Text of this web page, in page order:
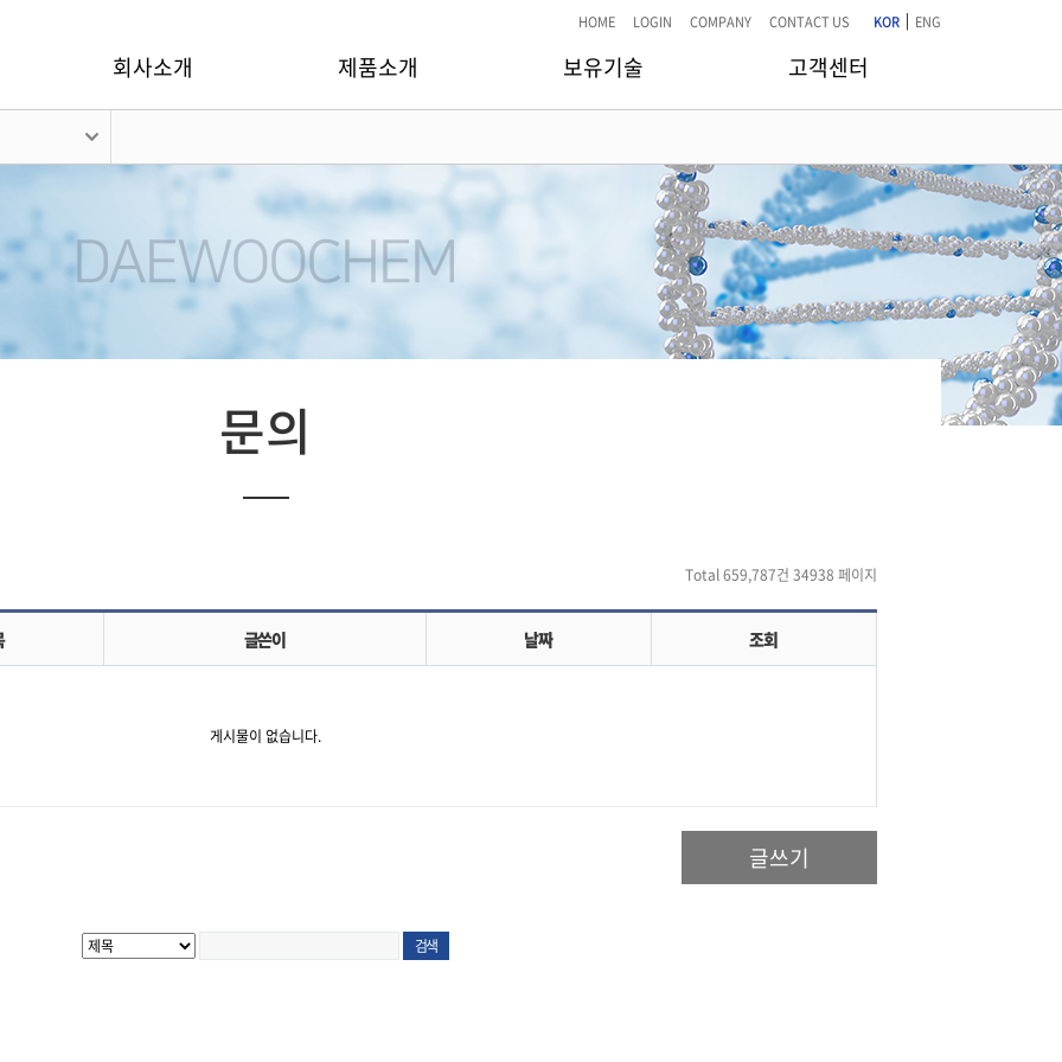
HOME LOGIN COMPANY CONTACT US KOR | ENG
회사소개 제품소개 보유기술 고객센터
문의
Total 659,787건 34938 페이지
글쓴이 날짜 조회
게시물이 없습니다.
글쓰기